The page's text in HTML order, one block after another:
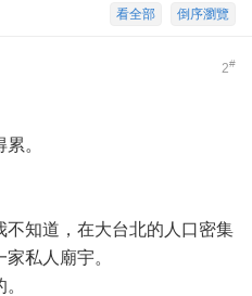
倒序瀏覽
看全部
2#
。
知道，在大台北的人口密集
私人廟宇。